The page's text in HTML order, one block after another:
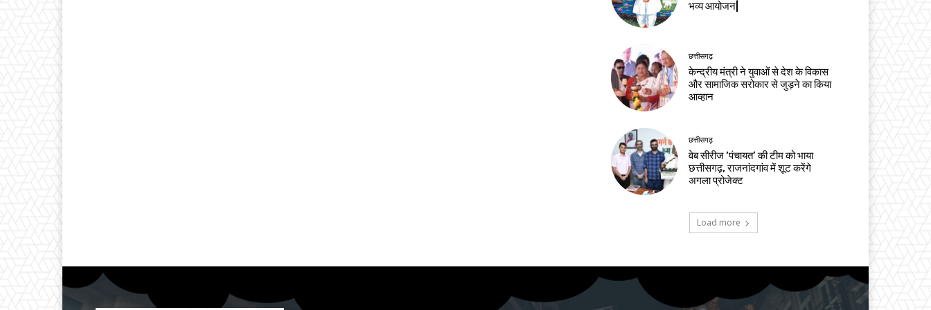
भव्य आयोजन|
छत्तीसगढ़
केन्द्रीय मंत्री ने युवाओं से देश के विकास
और सामाजिक सरोकार से जुड़ने का किया
आव्हान
छत्तीसगढ़
वेब सीरीज ‘पंचायत’ की टीम को भाया
छत्तीसगढ़, राजनांदगांव में शूट करेंगे
अगला प्रोजेक्ट
Load more